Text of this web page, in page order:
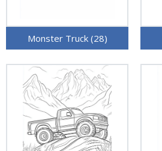
Monster Truck (28)